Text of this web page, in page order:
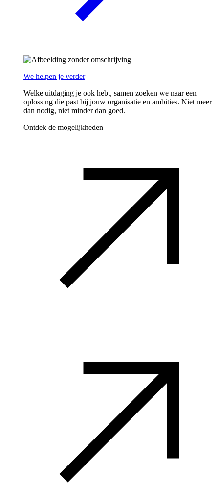
We helpen je verder
Welke uitdaging je ook hebt, samen zoeken we naar een
oplossing die past bij jouw organisatie en ambities. Niet meer
dan nodig, niet minder dan goed.
Ontdek de mogelijkheden